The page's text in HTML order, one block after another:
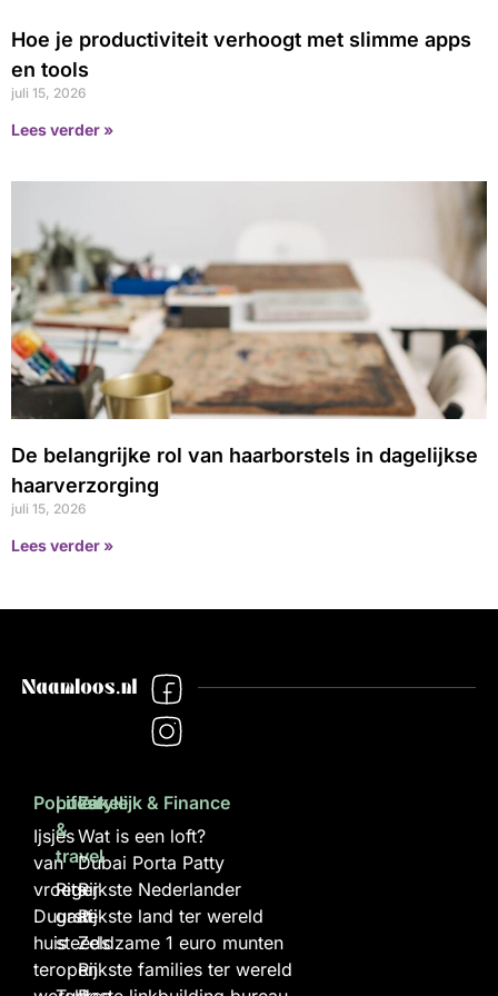
Hoe je productiviteit verhoogt met slimme apps
en tools
juli 15, 2026
Lees verder »
De belangrijke rol van haarborstels in dagelijkse
haarverzorging
juli 15, 2026
Lees verder »
Populair
Ijsjes
van
vroeger
Duurste
huis
ter
Lifestyle
&
travel
Rits
gaat
steeds
open
Zakelijk & Finance
Wat is een loft?
Dubai Porta Patty
Rijkste Nederlander
Rijkste land ter wereld
Zeldzame 1 euro munten
Rijkste families ter wereld